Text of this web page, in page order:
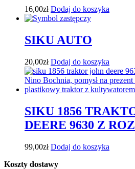
16,00zł Dodaj do koszyka
SIKU AUTO
20,00zł Dodaj do koszyka
SIKU 1856
DEERE 9630 Z
99,00zł Dodaj do koszyka
Koszty dostawy